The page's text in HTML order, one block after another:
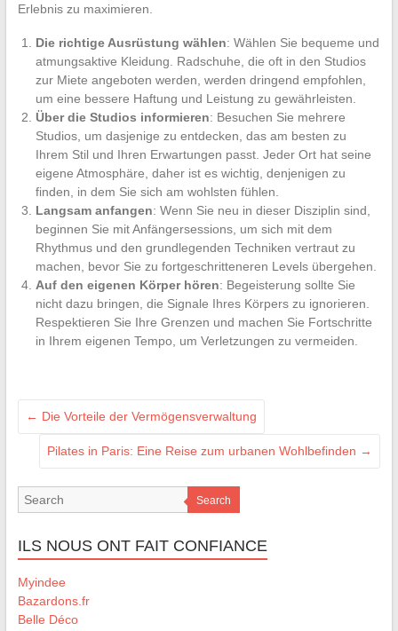
Erlebnis zu maximieren.
Die richtige Ausrüstung wählen: Wählen Sie bequeme und
atmungsaktive Kleidung. Radschuhe, die oft in den Studios
zur Miete angeboten werden, werden dringend empfohlen,
um eine bessere Haftung und Leistung zu gewährleisten.
Über die Studios informieren: Besuchen Sie mehrere
Studios, um dasjenige zu entdecken, das am besten zu
Ihrem Stil und Ihren Erwartungen passt. Jeder Ort hat seine
eigene Atmosphäre, daher ist es wichtig, denjenigen zu
finden, in dem Sie sich am wohlsten fühlen.
Langsam anfangen: Wenn Sie neu in dieser Disziplin sind,
beginnen Sie mit Anfängersessions, um sich mit dem
Rhythmus und den grundlegenden Techniken vertraut zu
machen, bevor Sie zu fortgeschritteneren Levels übergehen.
Auf den eigenen Körper hören: Begeisterung sollte Sie
nicht dazu bringen, die Signale Ihres Körpers zu ignorieren.
Respektieren Sie Ihre Grenzen und machen Sie Fortschritte
in Ihrem eigenen Tempo, um Verletzungen zu vermeiden.
← Die Vorteile der Vermögensverwaltung
Pilates in Paris: Eine Reise zum urbanen Wohlbefinden →
Search
ILS NOUS ONT FAIT CONFIANCE
Myindee
Bazardons.fr
Belle Déco